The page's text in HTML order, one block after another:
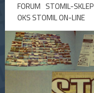
FORUM STOMIL-SKLEP
OKS STOMIL ON-LINE